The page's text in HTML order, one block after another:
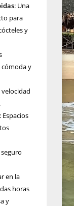
: Una
para
y
cómoda y
: Espacios
en la
horas
y